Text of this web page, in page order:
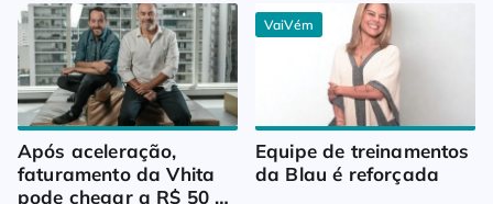
Após aceleração,
faturamento da Vhita
pode chegar a R$ 50
VaiVém
Equipe de treinamentos
da Blau é reforçada